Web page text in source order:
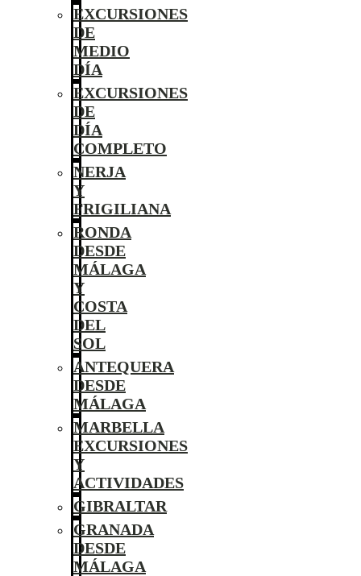
EXCURSIONES
DE
MEDIO
DÍA
EXCURSIONES
DE
DÍA
COMPLETO
NERJA
Y
FRIGILIANA
RONDA
DESDE
MÁLAGA
Y
COSTA
DEL
SOL
ANTEQUERA
DESDE
MÁLAGA
MARBELLA
EXCURSIONES
Y
ACTIVIDADES
GIBRALTAR
GRANADA
DESDE
MÁLAGA